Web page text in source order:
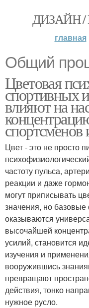
ДИЗАЙН /
главная
Общий
Цветовая
спортивных
влияют на
Цвет - это не просто
частоту пульса,
реакции и даже
могут приписывать
значения, но базовые
оказываются
высочайшей
усилий, становится
изучения и
вооружившись
превращают
действия, тонко
нужное русло.